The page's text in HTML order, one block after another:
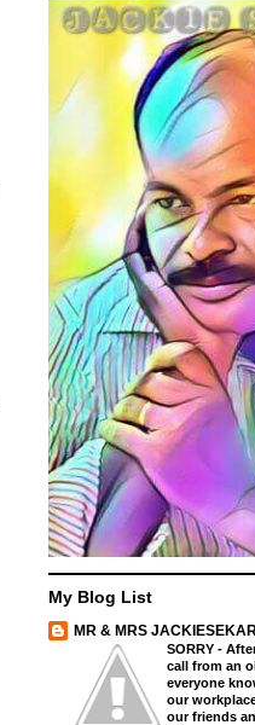
My Blog List
MR & MRS
SORRY -
call from an
everyone
our
our friends